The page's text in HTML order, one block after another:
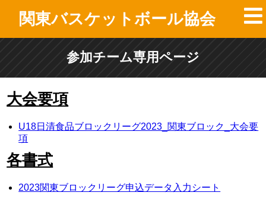
関東バスケットボール協会
参加チーム専用ページ
大会要項
U18日清食品ブロックリーグ2023_関東ブロック_大会要
項
各書式
2023関東ブロックリーグ申込データ入力シート